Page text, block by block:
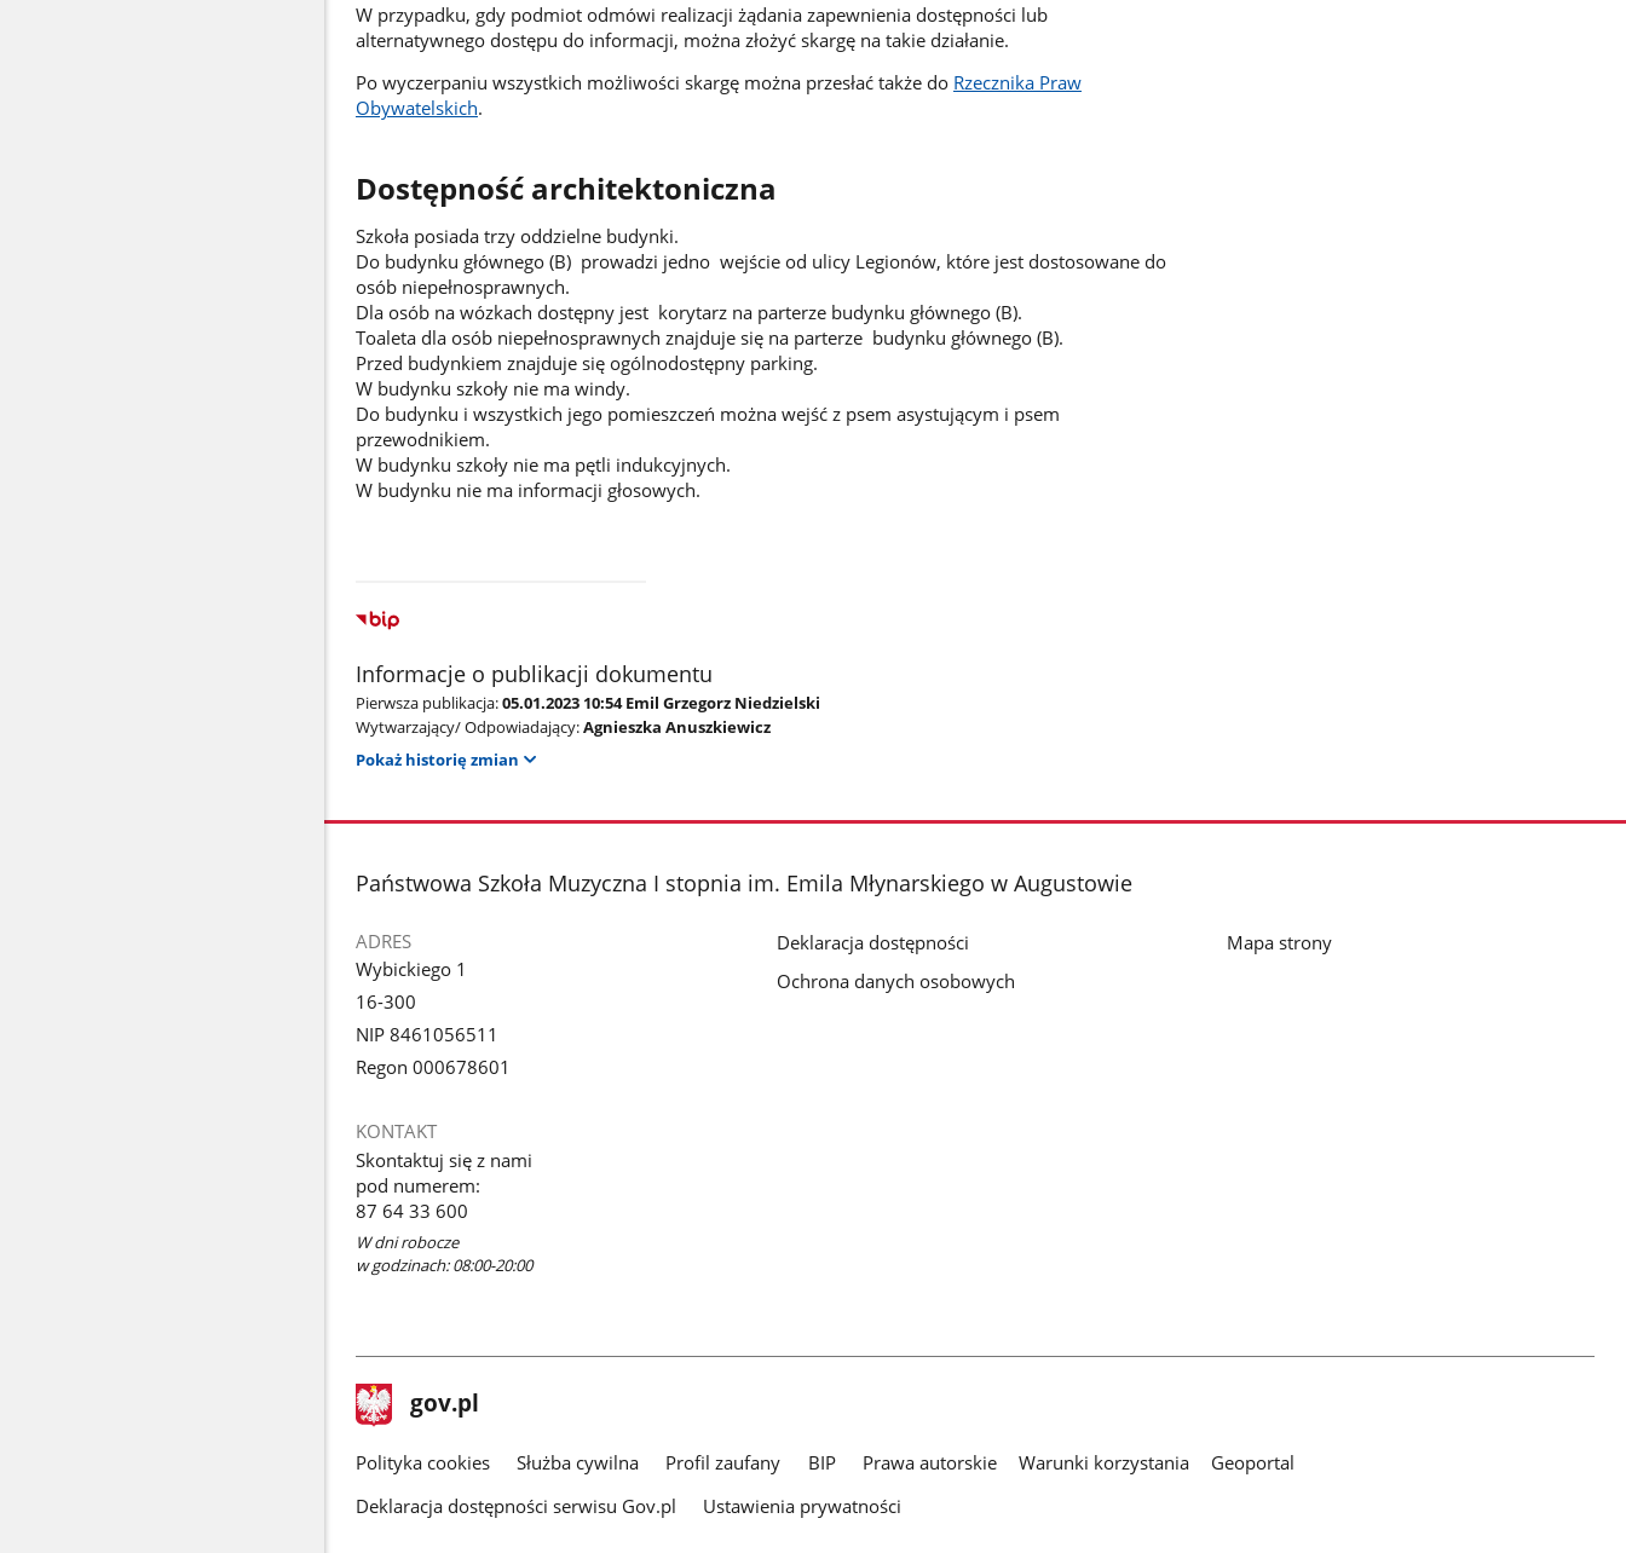
W przypadku, gdy podmiot odmówi realizacji żądania zapewnienia dostępności lub
alternatywnego dostępu do informacji, można złożyć skargę na takie działanie.
Po wyczerpaniu wszystkich możliwości skargę można przesłać także do Rzecznika Praw
Obywatelskich.
Dostępność architektoniczna
Szkoła posiada trzy oddzielne budynki.
Do budynku głównego (B) prowadzi jedno wejście od ulicy Legionów, które jest dostosowane do
osób niepełnosprawnych.
Dla osób na wózkach dostępny jest korytarz na parterze budynku głównego (B).
Toaleta dla osób niepełnosprawnych znajduje się na parterze budynku głównego (B).
Przed budynkiem znajduje się ogólnodostępny parking.
W budynku szkoły nie ma windy.
Do budynku i wszystkich jego pomieszczeń można wejść z psem asystującym i psem
przewodnikiem.
W budynku szkoły nie ma pętli indukcyjnych.
W budynku nie ma informacji głosowych.
Informacje o publikacji dokumentu
Pierwsza publikacja:05.01.2023 10:54 Emil Grzegorz Niedzielski
Wytwarzający/ Odpowiadający:Agnieszka Anuszkiewicz
Pokaż historię zmian
stopka
Państwowa Szkoła Muzyczna I stopnia im. Emila Młynarskiego w Augustowie
ADRES
Wybickiego 1
16-300
NIP 8461056511
Regon 000678601
KONTAKT
Skontaktuj się z nami
pod numerem:
87 64 33 600
W dni robocze
w godzinach: 08:00-20:00
Deklaracja dostępności
Ochrona danych osobowych
Mapa strony
stopka
gov.pl Strona
gov.pl
gov.pl
Polityka cookies Służba cywilna Profil zaufany BIP Prawa autorskie Warunki korzystania
Geoportal
Deklaracja dostępności serwisu Gov.pl
Ustawienia prywatności